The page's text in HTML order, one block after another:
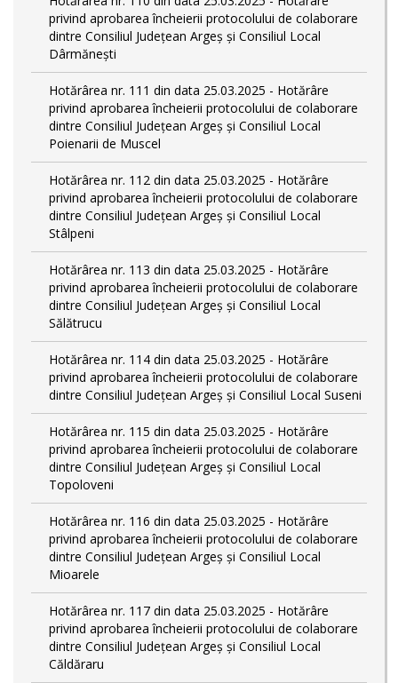
privind aprobarea încheierii protocolului de colaborare
dintre Consiliul Județean Argeș și Consiliul Local
Dârmănești
Hotărârea nr. 111 din data 25.03.2025 - Hotărâre
privind aprobarea încheierii protocolului de colaborare
dintre Consiliul Județean Argeș și Consiliul Local
Poienarii de Muscel
Hotărârea nr. 112 din data 25.03.2025 - Hotărâre
privind aprobarea încheierii protocolului de colaborare
dintre Consiliul Județean Argeș și Consiliul Local
Stâlpeni
Hotărârea nr. 113 din data 25.03.2025 - Hotărâre
privind aprobarea încheierii protocolului de colaborare
dintre Consiliul Județean Argeș și Consiliul Local
Sălătrucu
Hotărârea nr. 114 din data 25.03.2025 - Hotărâre
privind aprobarea încheierii protocolului de colaborare
dintre Consiliul Județean Argeș și Consiliul Local Suseni
Hotărârea nr. 115 din data 25.03.2025 - Hotărâre
privind aprobarea încheierii protocolului de colaborare
dintre Consiliul Județean Argeș și Consiliul Local
Topoloveni
Hotărârea nr. 116 din data 25.03.2025 - Hotărâre
privind aprobarea încheierii protocolului de colaborare
dintre Consiliul Județean Argeș și Consiliul Local
Mioarele
Hotărârea nr. 117 din data 25.03.2025 - Hotărâre
privind aprobarea încheierii protocolului de colaborare
dintre Consiliul Județean Argeș și Consiliul Local
Căldăraru